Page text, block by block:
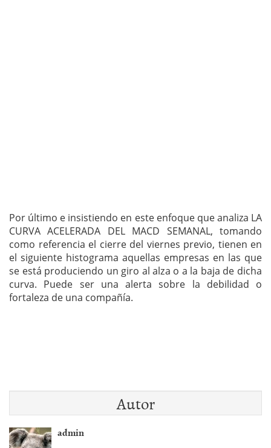
Por último e insistiendo en este enfoque que analiza LA
CURVA ACELERADA DEL MACD SEMANAL, tomando
como referencia el cierre del viernes previo, tienen en
el siguiente histograma aquellas empresas en las que
se está produciendo un giro al alza o a la baja de dicha
curva. Puede ser una alerta sobre la debilidad o
fortaleza de una compañía.
Autor
admin